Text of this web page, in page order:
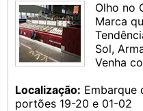
Olho no
Marca
Sol,
Venha
Localização: Embarque
portões 19-20 e 01-02